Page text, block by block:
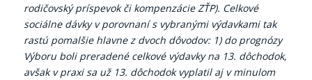
rodičovský príspevok či kompenzácie ZŤP). Celkové
sociálne dávky v porovnaní s vybranými výdavkami tak
rastú pomalšie hlavne z dvoch dôvodov: 1) do prognózy
Výboru boli preradené celkové výdavky na 13. dôchodok,
avšak v praxi sa už 13. dôchodok vyplatil aj v minulom